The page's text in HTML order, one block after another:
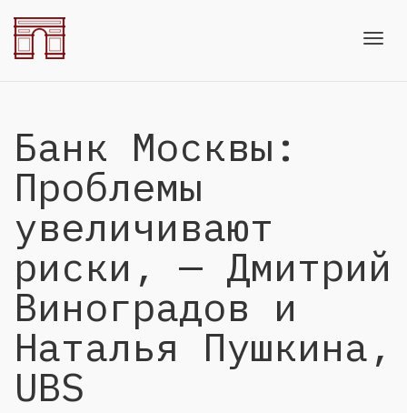
Банк Москвы:
Проблемы
увеличивают
риски, — Дмитрий
Виноградов и
Наталья Пушкина,
UBS